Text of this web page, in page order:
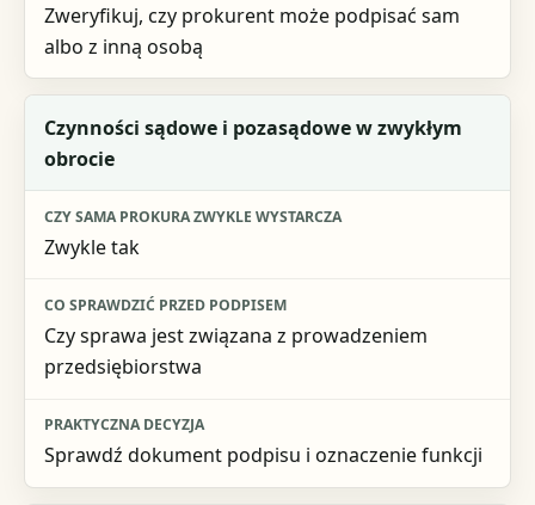
Zweryfikuj, czy prokurent może podpisać sam
albo z inną osobą
Czynności sądowe i pozasądowe w zwykłym
obrocie
Zwykle tak
Czy sprawa jest związana z prowadzeniem
przedsiębiorstwa
Sprawdź dokument podpisu i oznaczenie funkcji